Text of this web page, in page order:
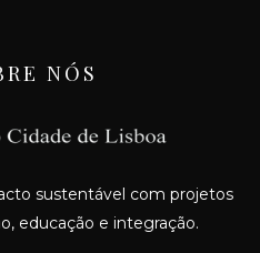
NÓS
sustentável com projetos
educação e integração.